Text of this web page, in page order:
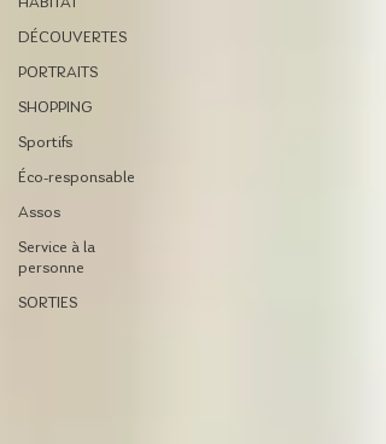
HABITAT
DÉCOUVERTES
PORTRAITS
SHOPPING
Sportifs
Éco-responsable
Assos
Service à la
personne
SORTIES